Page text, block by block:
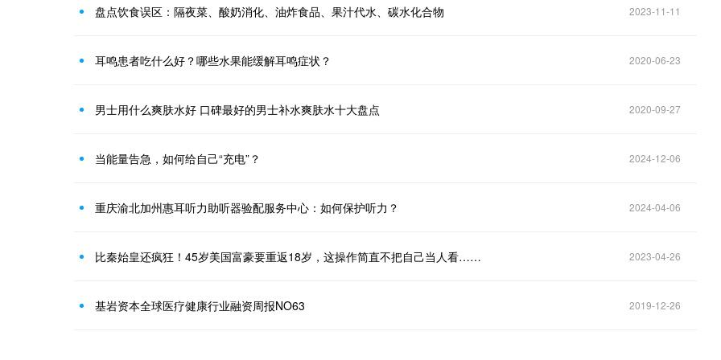
盘点饮食误区：隔夜菜、酸奶消化、油炸食品、果汁代水、碳水化合物 2023-11-11
耳鸣患者吃什么好？哪些水果能缓解耳鸣症状？ 2020-06-23
男士用什么爽肤水好 口碑最好的男士补水爽肤水十大盘点 2020-09-27
当能量告急，如何给自己“充电”？ 2024-12-06
重庆渝北加州惠耳听力助听器验配服务中心：如何保护听力？ 2024-04-06
比秦始皇还疯狂！45岁美国富豪要重返18岁，这操作简直不把自己当人看…… 2023-04-26
基岩资本全球医疗健康行业融资周报NO63 2019-12-26